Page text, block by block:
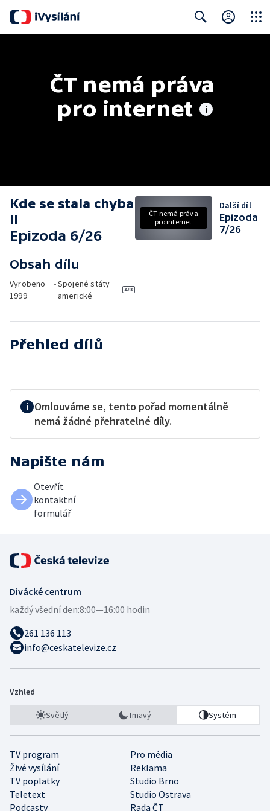
ČT nemá práva
pro internet
Kde se stala chyba
II
Epizoda 6/26
Obsah dílu
Vyrobeno
1999
•Spojené státy
americké
ČT nemá práva
pro internet
Další díl
Epizoda
7/26
Přehled dílů
Omlouváme se, tento pořad momentálně
nemá žádné přehratelné díly.
Napište nám
Otevřít
kontaktní
formulář
Divácké centrum
každý všední den:8:00—16:00 hodin
261 136 113
info@ceskatelevize.cz
Vzhled
Světlý Tmavý Systém
TV program
Pro média
Živé vysílání
Reklama
TV poplatky
Studio Brno
Teletext
Studio Ostrava
Podcasty
Rada ČT